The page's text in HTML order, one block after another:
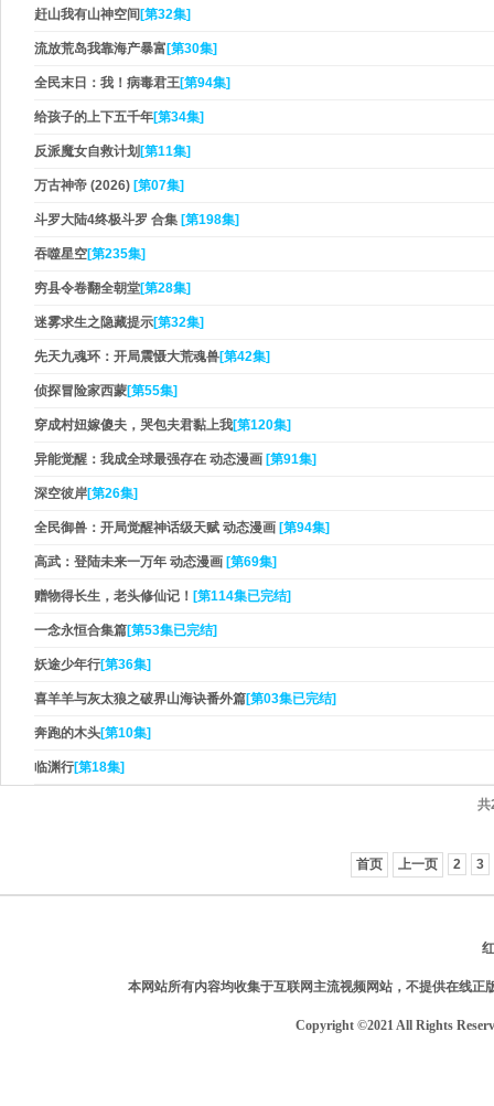
赶山我有山神空间 [第32集]
流放荒岛我靠海产暴富 [第30集]
全民末日：我！病毒君王[第94集]
给孩子的上下五千年[第34集]
反派魔女自救计划 [第11集]
万古神帝 (2026)​ [第07集]
斗罗大陆4终极斗罗 合集 [第198集]
吞噬星空[第235集]
穷县令卷翻全朝堂[第28集]
迷雾求生之隐藏提示[第32集]
先天九魂环：开局震慑大荒魂兽[第42集]
侦探冒险家西蒙[第55集]
穿成村妞嫁傻夫，哭包夫君黏上我[第120集]
异能觉醒：我成全球最强存在 动态漫画 [第91集]
深空彼岸[第26集]
全民御兽：开局觉醒神话级天赋 动态漫画 [第94集]
高武：登陆未来一万年 动态漫画 [第69集]
赠物得长生，老头修仙记！ [第114集已完结]
一念永恒合集篇[第53集已完结]
妖途少年行[第36集]
喜羊羊与灰太狼之破界山海诀番外篇[第03集已完结]
奔跑的木头[第10集]
临渊行[第18集]
共
首页 上一页 2 3
本网站所有内容均收集于互联网主流视频网站，不提供在线
Copyright ©2021 All Rights